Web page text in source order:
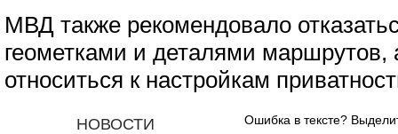
МВД также рекомендовало
геометками и деталями маршрутов,
относиться к настройкам
НОВОСТИ Ошибка в тексте?